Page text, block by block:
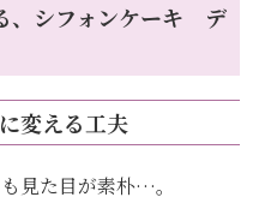
、シフォンケーキ デ
変える工夫
見た目が素朴…。